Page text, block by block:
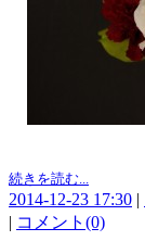
続きを読む...
2014-12-23 17:30 |
| コメント(0)